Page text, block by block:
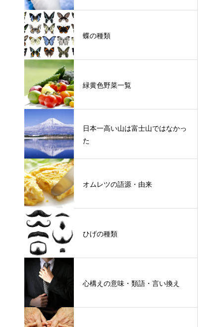
蝶の種類
緑黄色野菜一覧
日本一高い山は富士山ではなかっ
た
オムレツの語源・由来
ひげの種類
心構えの意味・類語・言い換え